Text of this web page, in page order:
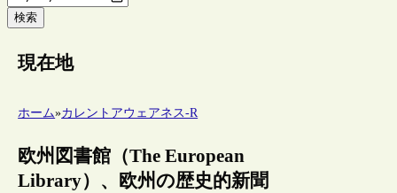
検索
現在地
ホーム»カレントアウェアネス-R
欧州図書館（The European
Library）、欧州の歴史的新聞